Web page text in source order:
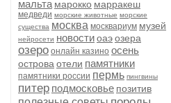
мальта марокко марракеш
медведи морские животные морские
существа москва москвариум музей
нейросети новостиоаэозера
озеро онлайн казино осень
острова отели памятники
памятники россии пермь пингвины
питер подмосковье позитив